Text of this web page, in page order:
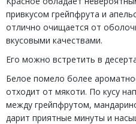
привкусом грейпфрута и
отлично очищается от
вкусовыми качествами.
Его можно встретить в
Белое помело более
отходит от мякоти. По кусу
между грейпфрутом,
дарит приятные минуты и